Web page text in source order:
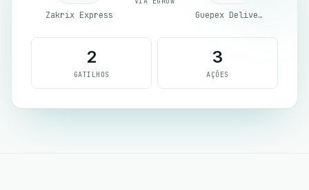
Zakrix Express Guepex Delivery
2
GATILHOS
3
AÇÕES